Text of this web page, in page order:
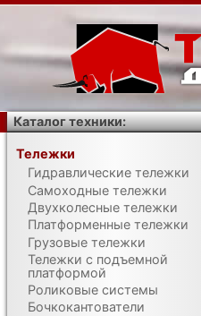
Каталог техники:
Тележки
Гидравлические тележки
Самоходные тележки
Двухколесные тележки
Платформенные тележки
Грузовые тележки
Тележки с подъемной
платформой
Роликовые системы
Бочкокантователи